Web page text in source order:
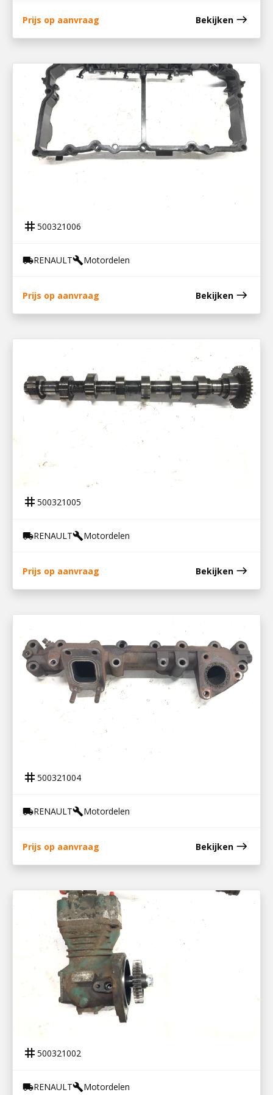
Prijs op aanvraag Bekijken east
tag 500321006
local_shippingRENAULTbuildMotordelen
Prijs op aanvraag Bekijken east
500321005
tag 500321005
local_shippingRENAULTbuildMotordelen
Prijs op aanvraag Bekijken east
UITLAATSPRUITSTUK DTI 5
tag 500321004
local_shippingRENAULTbuildMotordelen
Prijs op aanvraag Bekijken east
500321002
COMPRESSOR DTI 5
tag 500321002
local_shippingRENAULTbuildMotordelen